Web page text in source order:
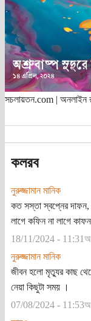
সচলায়তন.com | অনলাইন
কলরব
নুরুজ্জামান মানিক
কত সস্তা স্বপ্নের দাফন,
লাগে কফিন না লাগে
18/11/2024 -
নুরুজ্জামান মানিক
জীবন হলো মৃত্যুর কাছ
নেয়া কিছুটা সময় ।
07/08/2024 -